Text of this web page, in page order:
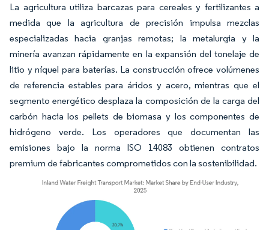
La agricultura utiliza barcazas para cereales y fertilizantes a
medida que la agricultura de precisión impulsa mezclas
especializadas hacia granjas remotas; la metalurgia y la
minería avanzan rápidamente en la expansión del tonelaje de
litio y níquel para baterías. La construcción ofrece volúmenes
de referencia estables para áridos y acero, mientras que el
segmento energético desplaza la composición de la carga del
carbón hacia los pellets de biomasa y los componentes de
hidrógeno verde. Los operadores que documentan las
emisiones bajo la norma ISO 14083 obtienen contratos
premium de fabricantes comprometidos con la sostenibilidad.